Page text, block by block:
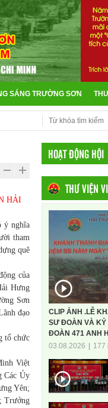
SÁNG TRƯỜNG SƠN
HẢI
ý nghĩa
tham
quê
của
Hưng
Sơn
đạo
tổ chức
Việt
Các Ủy
Yên;
Trưởng
HOẠT ĐỘNG HỘI
THƯ VIỆN
CLIP ẢNH .LỄ
SƯ ĐOÀN VÀ KỶ
ĐOÀN 471 ANH
03.08.2026
177